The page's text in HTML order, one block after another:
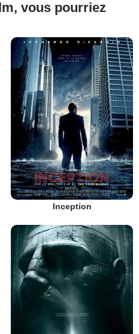
vous pourriez
Inception